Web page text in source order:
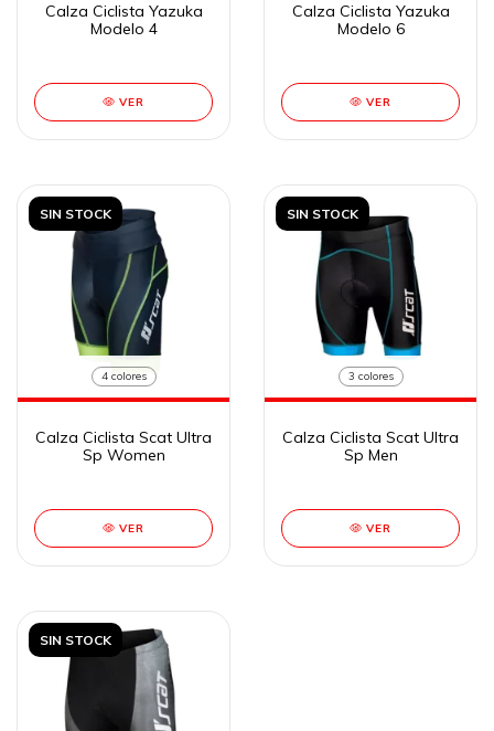
Calza Ciclista Yazuka
Modelo 4
VER
Calza Ciclista Yazuka
Modelo 6
VER
SIN STOCK
4 colores
Calza Ciclista Scat Ultra
Sp Women
VER
SIN STOCK
3 colores
Calza Ciclista Scat Ultra
Sp Men
VER
SIN STOCK